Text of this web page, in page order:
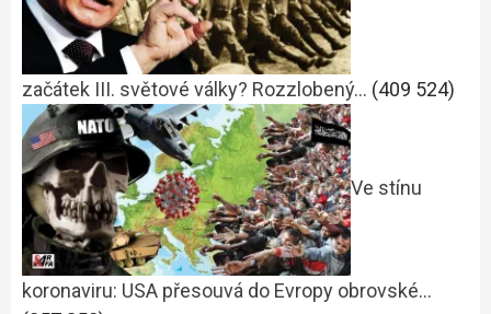
začátek III. světové války? Rozzlobený… (409 524)
Ve stínu
koronaviru: USA přesouvá do Evropy obrovské…